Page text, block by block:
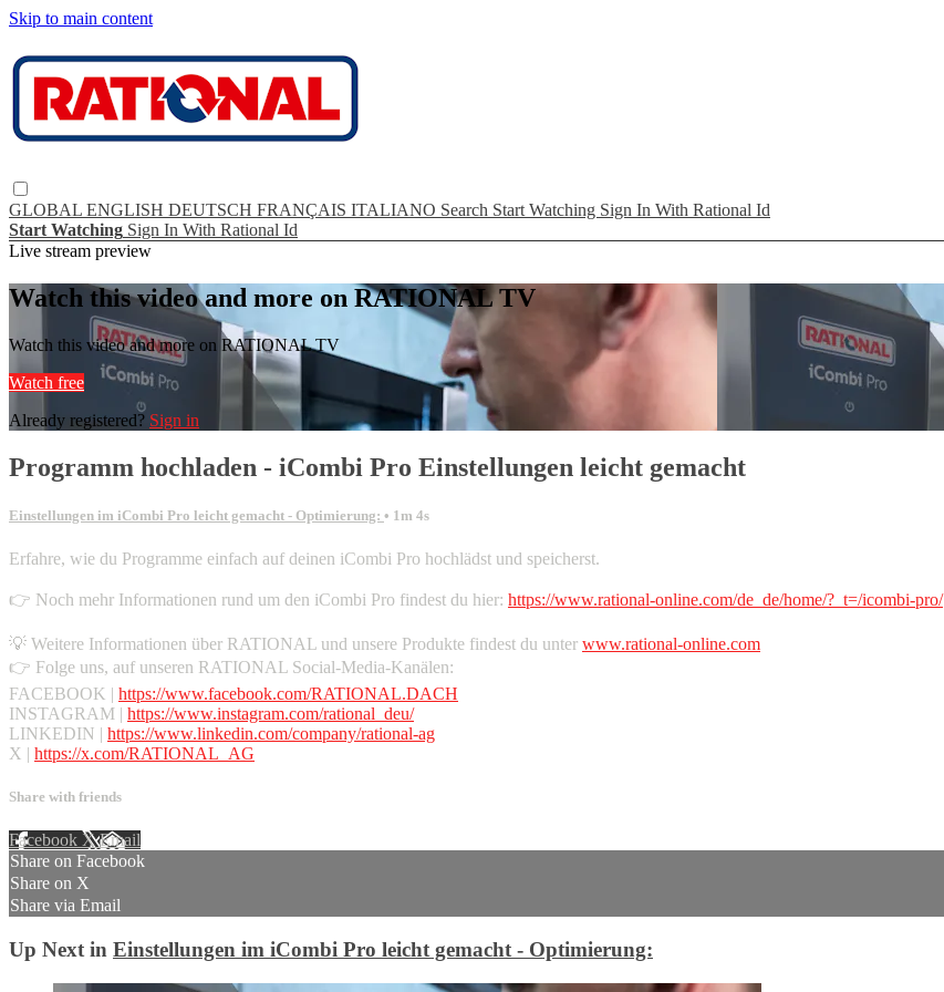
Skip to main content
GLOBAL ENGLISH DEUTSCH FRANÇAIS ITALIANO Search Start Watching Sign In With Rational Id
Start Watching Sign In With Rational Id
Live stream preview
Watch this video and more on RATIONAL TV
Watch this video and more on RATIONAL TV
Watch free
Already registered? Sign in
Programm hochladen - iCombi Pro Einstellungen leicht gemacht
Einstellungen im iCombi Pro leicht gemacht - Optimierung: • 1m 4s
Erfahre, wie du Programme einfach auf deinen iCombi Pro hochlädst und speicherst.
👉 Noch mehr Informationen rund um den iCombi Pro findest du hier: https://www.rational-online.com/de_de/home/?_t=/icombi-pro/
💡 Weitere Informationen über RATIONAL und unsere Produkte findest du unter www.rational-online.com
👉 Folge uns, auf unseren RATIONAL Social-Media-Kanälen:
FACEBOOK | https://www.facebook.com/RATIONAL.DACH
INSTAGRAM | https://www.instagram.com/rational_deu/
LINKEDIN | https://www.linkedin.com/company/rational-ag
X | https://x.com/RATIONAL_AG
Share with friends
Facebook XEmail
Share on Facebook
Share on X
Share via Email
Up Next in Einstellungen im iCombi Pro leicht gemacht - Optimierung: